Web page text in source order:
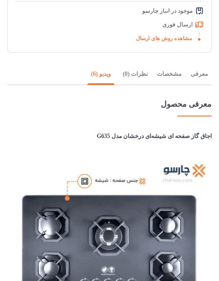
موجود در انبار چارسو
ارسال فوری
مشاهده روش های ارسال
معرفی مشخصات نظرات (0) ویدیو (6)
معرفی محصول
اجاق گاز صفحه ای شیشه‌ای درخشان مدل G635